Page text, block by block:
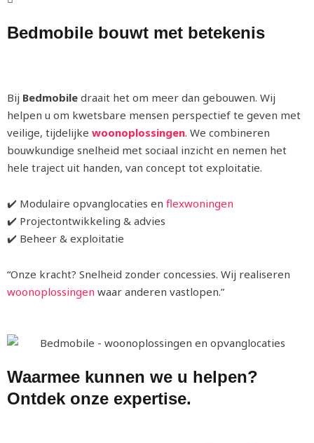
Bedmobile bouwt met betekenis
Bij Bedmobile draait het om meer dan gebouwen. Wij
helpen u om kwetsbare mensen perspectief te geven met
veilige, tijdelijke woonoplossingen. We combineren
bouwkundige snelheid met sociaal inzicht en nemen het
hele traject uit handen, van concept tot exploitatie.
✔️ Modulaire opvanglocaties en flexwoningen
✔️ Projectontwikkeling & advies
✔️ Beheer & exploitatie
“Onze kracht? Snelheid zonder concessies. Wij realiseren
woonoplossingen waar anderen vastlopen.”
Waarmee kunnen we u helpen?
Ontdek onze expertise.